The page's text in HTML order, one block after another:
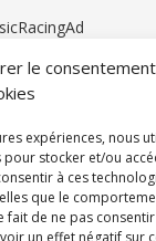
le
expériences, nous
pour stocker et/ou
à ces
que le
fait de ne pas
un effet négatif sur